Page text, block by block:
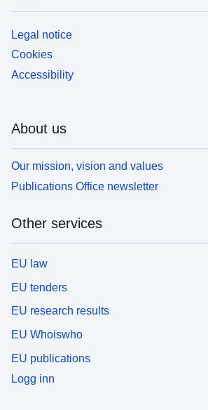
Legal notice
Cookies
Accessibility
About us
Our mission, vision and values
Publications Office newsletter
Other services
EU law
EU tenders
EU research results
EU Whoiswho
EU publications
Logg inn